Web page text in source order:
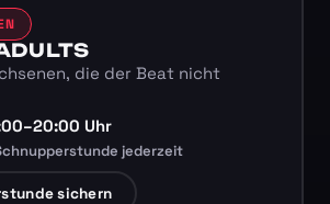
die der Beat nicht
Uhr
jederzeit
sichern